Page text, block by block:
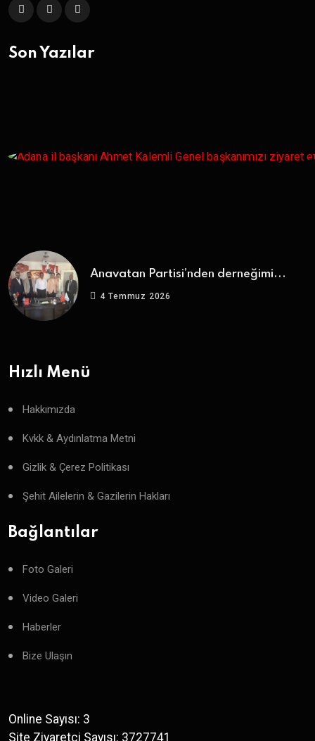
Son Yazılar
Anavatan Partisi’nden derneğimi...
4 Temmuz 2026
Hızlı Menü
Hakkımızda
Kvkk & Aydınlatma Metni
Gizlik & Çerez Politikası
Şehit Ailelerin & Gazilerin Hakları
Bağlantılar
Foto Galeri
Video Galeri
Haberler
Bize Ulaşın
Online Sayısı: 3
Site Ziyaretçi Sayısı: 3727741